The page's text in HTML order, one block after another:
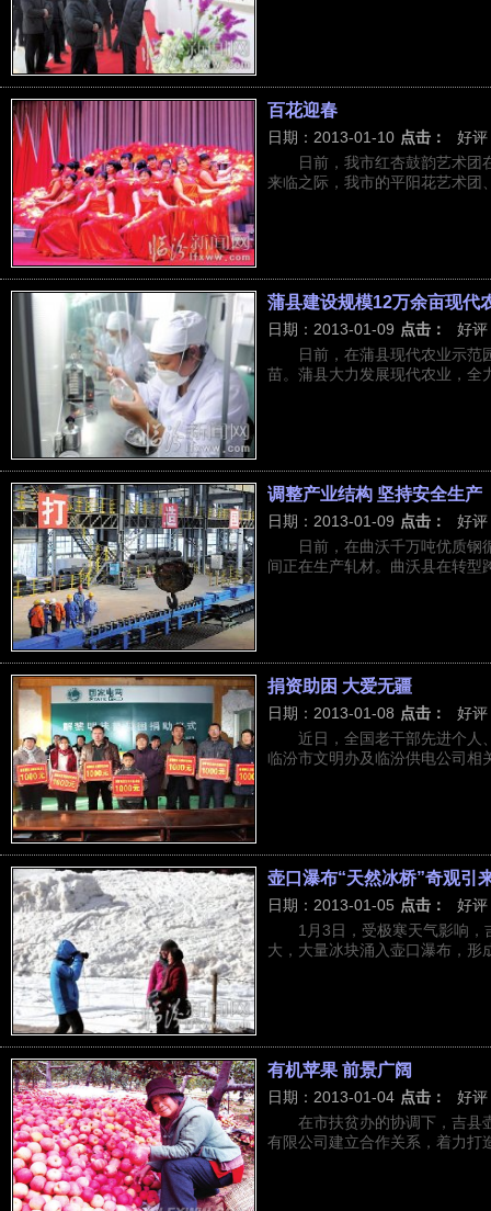
百花迎春
日期：2013-01-10 点击：
好评
日前，我市红杏鼓韵艺术团
来临之际，我市的平阳花艺术团
蒲县建设规模12万余亩现代
日期：2013-01-09 点击：
好评
日前，在蒲县现代农业示范
苗。蒲县大力发展现代农业，全
调整产业结构 坚持安全生产
日期：2013-01-09 点击：
好评
日前，在曲沃千万吨优质钢
间正在生产轧材。曲沃县在转型
捐资助困 大爱无疆
日期：2013-01-08 点击：
好评
近日，全国老干部先进个人
临汾市文明办及临汾供电公司相
壶口瀑布“天然冰桥”奇观引
日期：2013-01-05 点击：
好评
1月3日，受极寒天气影响
大，大量冰块涌入壶口瀑布，形
有机苹果 前景广阔
日期：2013-01-04 点击：
好评
在市扶贫办的协调下，吉县
有限公司建立合作关系，着力打